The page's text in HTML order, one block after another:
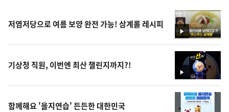
영
상
저염저당으로 여름 보양 완전 가능! 삼계롤 레시피
영
상
기상청 직원, 이번엔 최산 챌린지까지?!
함께해요 '을지연습' 든든한 대한민국